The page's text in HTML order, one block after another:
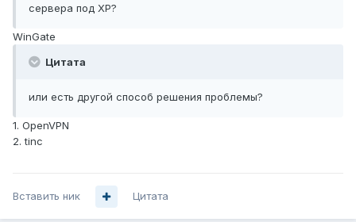
сервера под ХР?
WinGate
Цитата
или есть другой способ решения проблемы?
1. OpenVPN
2. tinc
Вставить ник Цитата